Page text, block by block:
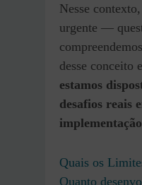
Nesse
urgente —
desse conceito
estamos
desafios reais
Quais os
Quanto